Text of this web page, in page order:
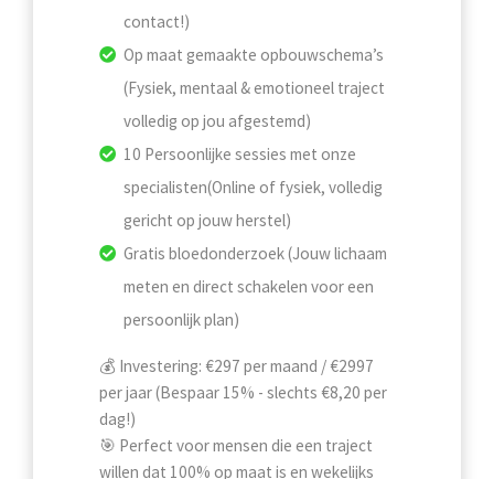
contact!)
Op maat gemaakte opbouwschema’s
(Fysiek, mentaal & emotioneel traject
volledig op jou afgestemd)
10 Persoonlijke sessies met onze
specialisten(Online of fysiek, volledig
gericht op jouw herstel)
Gratis bloedonderzoek (Jouw lichaam
meten en direct schakelen voor een
persoonlijk plan)
💰 Investering: €297 per maand / €2997
per jaar (Bespaar 15% - slechts €8,20 per
dag!)
🎯 Perfect voor mensen die een traject
willen dat 100% op maat is en wekelijks